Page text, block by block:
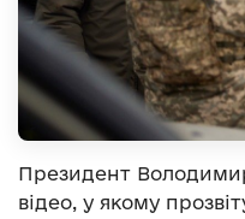
Президент
відео, у якому